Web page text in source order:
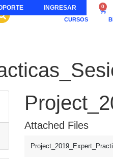
INGRESAR 0
CURSOS
Attached Files